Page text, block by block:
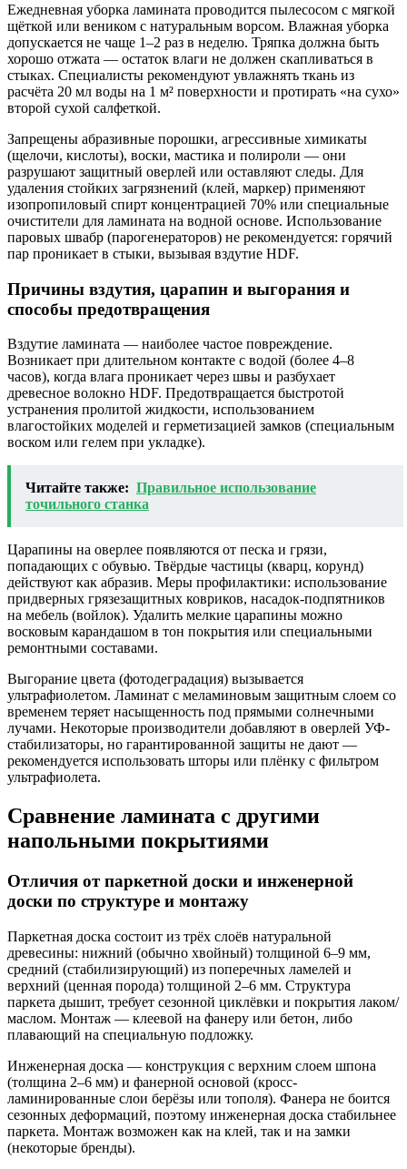
Ежедневная уборка ламината проводится пылесосом с мягкой
щёткой или веником с натуральным ворсом. Влажная уборка
допускается не чаще 1–2 раз в неделю. Тряпка должна быть
хорошо отжата — остаток влаги не должен скапливаться в
стыках. Специалисты рекомендуют увлажнять ткань из
расчёта 20 мл воды на 1 м² поверхности и протирать «на сухо»
второй сухой салфеткой.
Запрещены абразивные порошки, агрессивные химикаты
(щелочи, кислоты), воски, мастика и полироли — они
разрушают защитный оверлей или оставляют следы. Для
удаления стойких загрязнений (клей, маркер) применяют
изопропиловый спирт концентрацией 70% или специальные
очистители для ламината на водной основе. Использование
паровых швабр (парогенераторов) не рекомендуется: горячий
пар проникает в стыки, вызывая вздутие HDF.
Причины вздутия, царапин и выгорания и
способы предотвращения
Вздутие ламината — наиболее частое повреждение.
Возникает при длительном контакте с водой (более 4–8
часов), когда влага проникает через швы и разбухает
древесное волокно HDF. Предотвращается быстротой
устранения пролитой жидкости, использованием
влагостойких моделей и герметизацией замков (специальным
воском или гелем при укладке).
Читайте также: Правильное использование
точильного станка
Царапины на оверлее появляются от песка и грязи,
попадающих с обувью. Твёрдые частицы (кварц, корунд)
действуют как абразив. Меры профилактики: использование
придверных грязезащитных ковриков, насадок-подпятников
на мебель (войлок). Удалить мелкие царапины можно
восковым карандашом в тон покрытия или специальными
ремонтными составами.
Выгорание цвета (фотодеградация) вызывается
ультрафиолетом. Ламинат с меламиновым защитным слоем со
временем теряет насыщенность под прямыми солнечными
лучами. Некоторые производители добавляют в оверлей УФ-
стабилизаторы, но гарантированной защиты не дают —
рекомендуется использовать шторы или плёнку с фильтром
ультрафиолета.
Сравнение ламината с другими
напольными покрытиями
Отличия от паркетной доски и инженерной
доски по структуре и монтажу
Паркетная доска состоит из трёх слоёв натуральной
древесины: нижний (обычно хвойный) толщиной 6–9 мм,
средний (стабилизирующий) из поперечных ламелей и
верхний (ценная порода) толщиной 2–6 мм. Структура
паркета дышит, требует сезонной циклёвки и покрытия лаком/
маслом. Монтаж — клеевой на фанеру или бетон, либо
плавающий на специальную подложку.
Инженерная доска — конструкция с верхним слоем шпона
(толщина 2–6 мм) и фанерной основой (кросс-
ламинированные слои берёзы или тополя). Фанера не боится
сезонных деформаций, поэтому инженерная доска стабильнее
паркета. Монтаж возможен как на клей, так и на замки
(некоторые бренды).